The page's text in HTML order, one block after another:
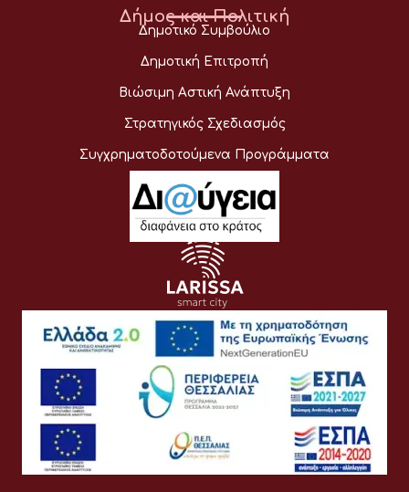
Δήμος και Πολιτική
Δημοτικό Συμβούλιο
Δημοτική Επιτροπή
Βιώσιμη Αστική Ανάπτυξη
Στρατηγικός Σχεδιασμός
Συγχρηματοδοτούμενα Προγράμματα